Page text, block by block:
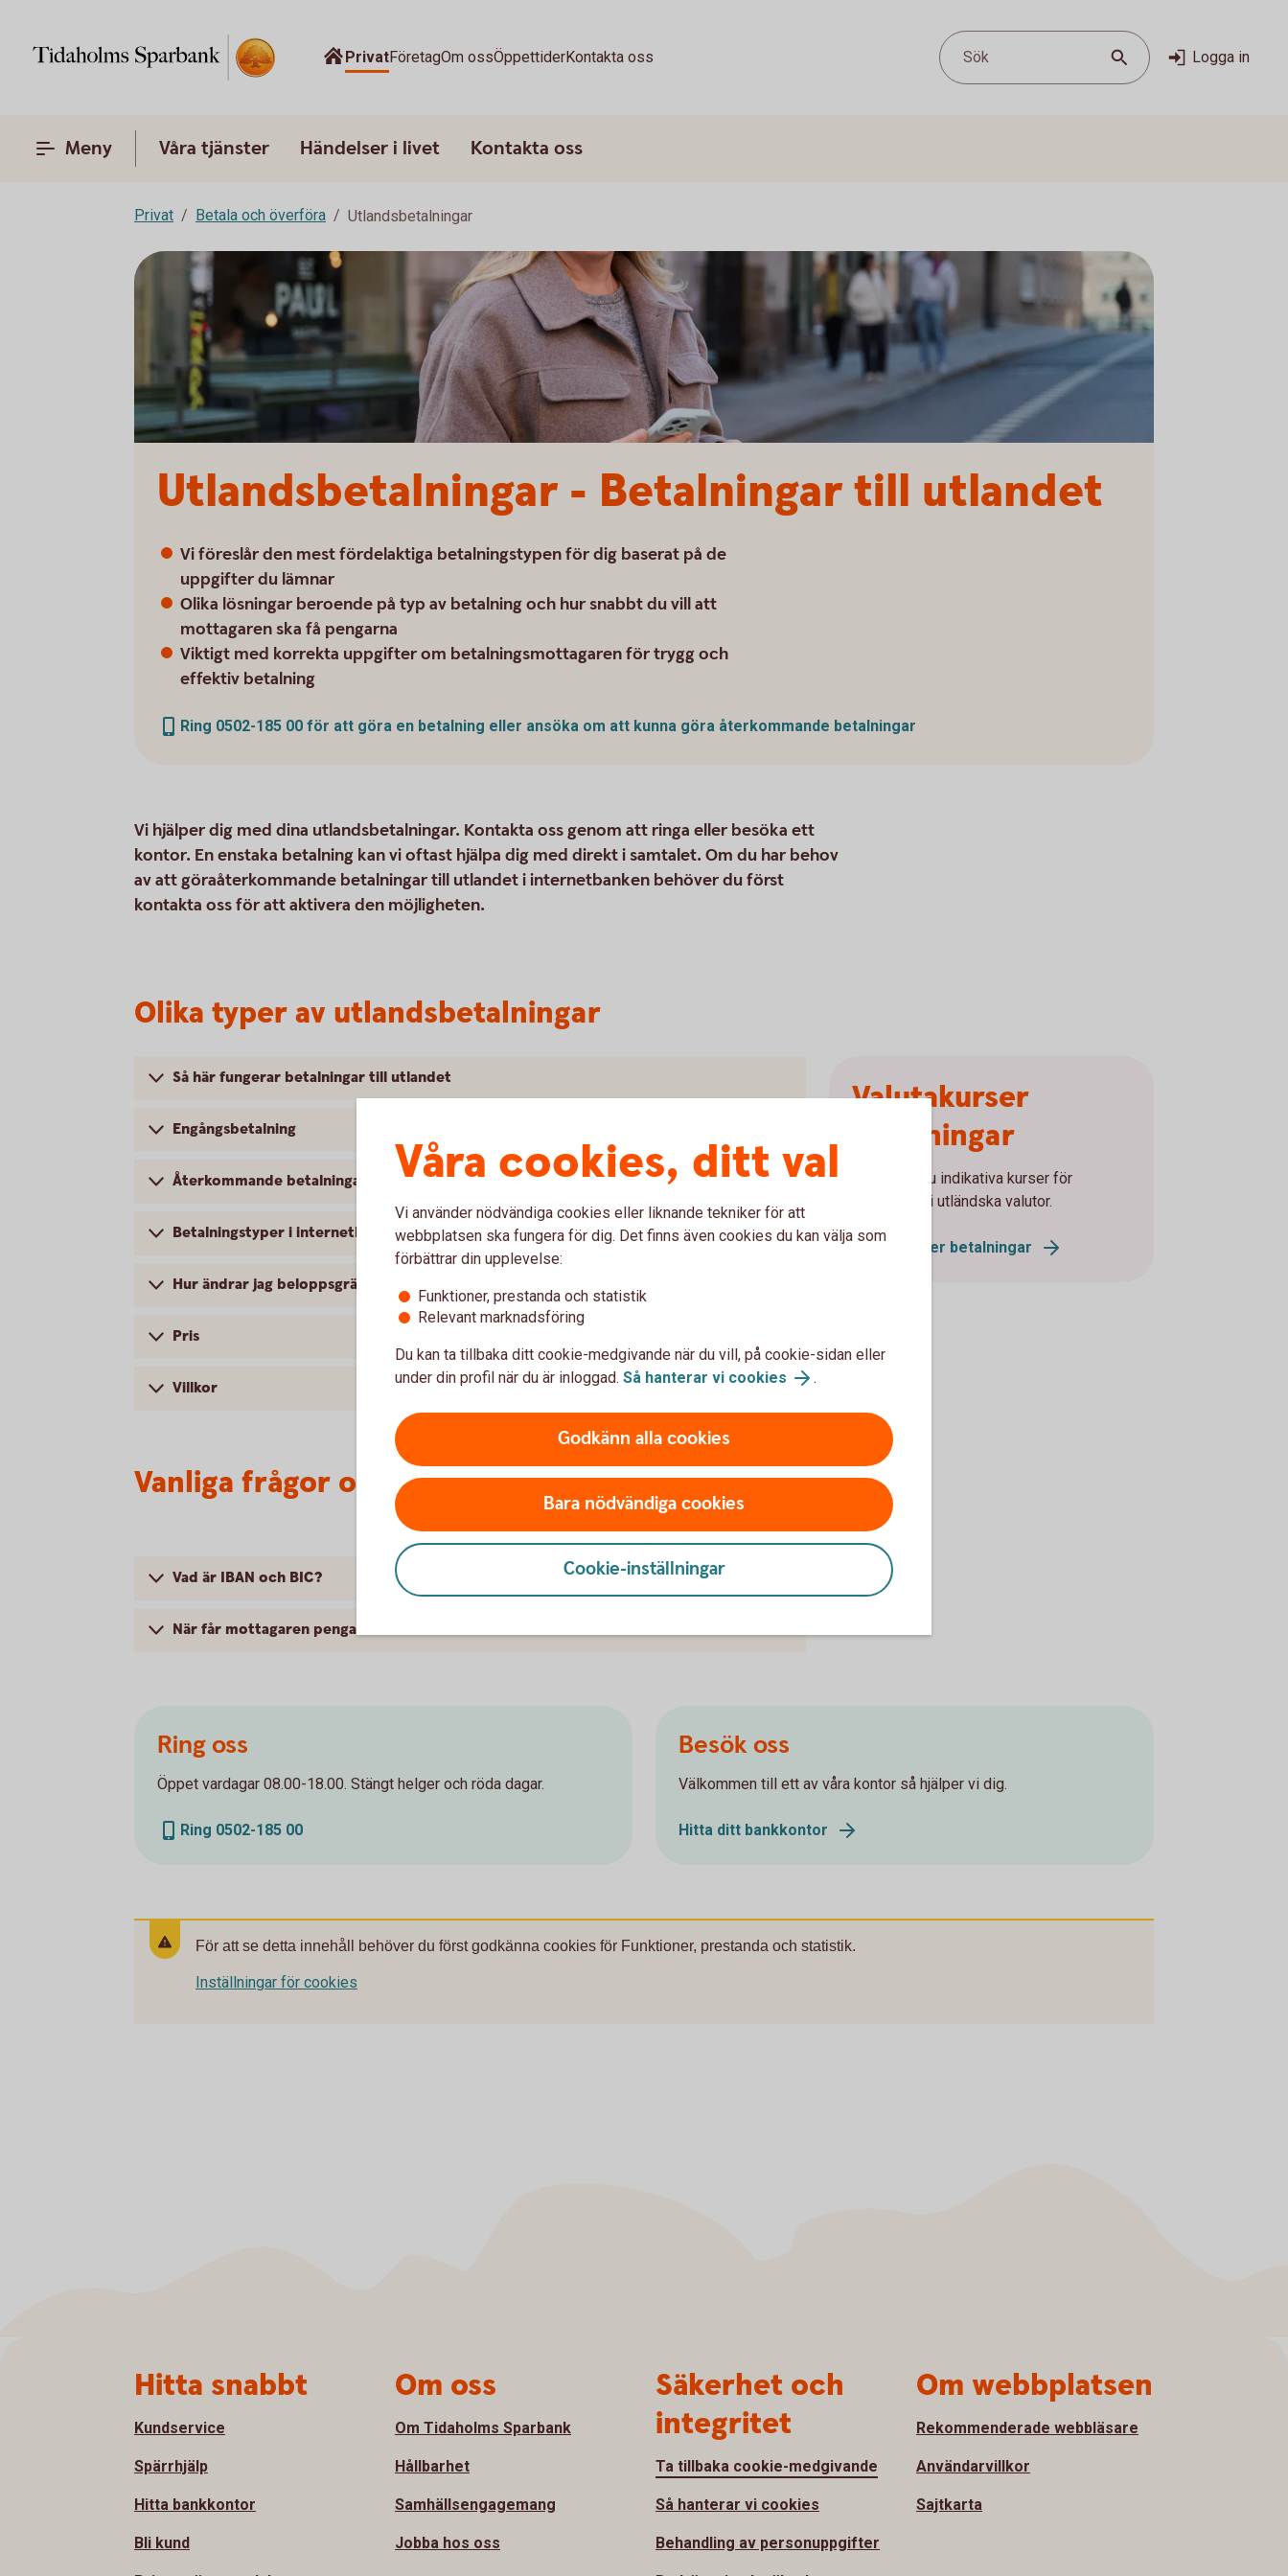
PrivatFöretagOm ossÖppettiderKontakta oss Sök Logga in
Meny Våra tjänster Händelser i livet Kontakta oss
Privat Betala och överföra Utlandsbetalningar
Utlandsbetalningar - Betalningar till utlandet
Vi föreslår den mest fördelaktiga betalningstypen för dig baserat på de
uppgifter du lämnar
Olika lösningar beroende på typ av betalning och hur snabbt du vill att
mottagaren ska få pengarna
Viktigt med korrekta uppgifter om betalningsmottagaren för trygg och
effektiv betalning
Ring 0502-185 00 för att göra en betalning eller ansöka om att kunna göra återkommande betalningar
Vi hjälper dig med dina utlandsbetalningar. Kontakta oss genom att ringa eller besöka ett
kontor. En enstaka betalning kan vi oftast hjälpa dig med direkt i samtalet. Om du har behov
av att göraåterkommande betalningar till utlandet i internetbanken behöver du först
kontakta oss för att aktivera den möjligheten.
Olika typer av utlandsbetalningar
Så här fungerar betalningar till utlandet
Engångsbetalning
Återkommande betalningar
Betalningstyper i internetbanken
Hur ändrar jag beloppsgräns?
Pris
Villkor
Vanliga frågor och svar
Vad är IBAN och BIC?
När får mottagaren pengarna?
Valutakurser
betalningar
Här finner du indikativa kurser för
betalningar i utländska valutor.
Valutakurser betalningar
Ring oss
Öppet vardagar 08.00-18.00. Stängt helger och röda dagar.
Ring 0502-185 00
Besök oss
Välkommen till ett av våra kontor så hjälper vi dig.
Hitta ditt bankkontor
För att se detta innehåll behöver du först godkänna cookies för Funktioner, prestanda och statistik.
Inställningar för cookies
Våra cookies, ditt val
Vi använder nödvändiga cookies eller liknande tekniker för att
webbplatsen ska fungera för dig. Det finns även cookies du kan välja som
förbättrar din upplevelse:
Funktioner, prestanda och statistik
Relevant marknadsföring
Du kan ta tillbaka ditt cookie-medgivande när du vill, på cookie-sidan eller
under din profil när du är inloggad. Så hanterar vi cookies .
Godkänn alla cookies
Bara nödvändiga cookies
Cookie-inställningar
Hitta snabbt
Kundservice
Spärrhjälp
Hitta bankkontor
Bli kund
Om oss
Om Tidaholms Sparbank
Hållbarhet
Samhällsengagemang
Jobba hos oss
Säkerhet och
integritet
Ta tillbaka cookie-medgivande
Så hanterar vi cookies
Behandling av personuppgifter
Om webbplatsen
Rekommenderade webbläsare
Användarvillkor
Sajtkarta